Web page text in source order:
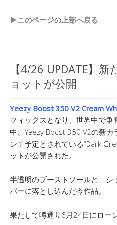
▶︎このページの上部へ戻る
【4/26 UPDATE】
ョットが公開
Yeezy Boost 350 V2 Cream
フィックスとなり、世界中で争
中、Yeezy Boost 350 V2の新
ンチ予定とされている“Dark
ットが公開された。
半透明のブーストソールと、シ
パーに落とし込んだ今作品。
果たして噂通り6月24日にロー